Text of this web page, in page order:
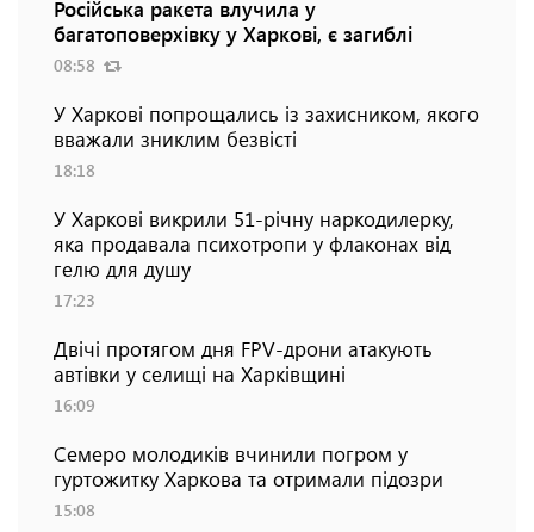
Російська ракета влучила у
багатоповерхівку у Харкові, є загиблі
08:58
У Харкові попрощались із захисником, якого
вважали зниклим безвісті
18:18
У Харкові викрили 51-річну наркодилерку,
яка продавала психотропи у флаконах від
гелю для душу
17:23
Двічі протягом дня FPV-дрони атакують
автівки у селищі на Харківщині
16:09
Семеро молодиків вчинили погром у
гуртожитку Харкова та отримали підозри
15:08